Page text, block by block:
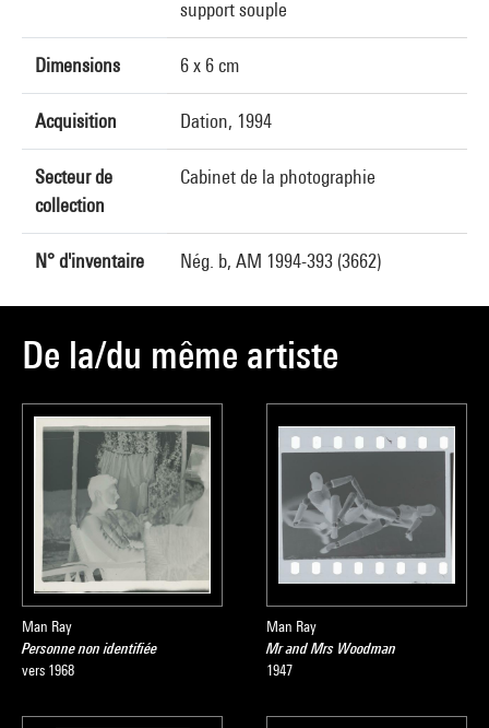
support souple
Dimensions 6 x 6 cm
Acquisition Dation, 1994
Secteur de
collection
Cabinet de la photographie
N° d'inventaire Nég. b, AM 1994-393 (3662)
De la/du même artiste
Man Ray
Personne non identifiée
vers 1968
Man Ray
Mr and Mrs Woodman
1947